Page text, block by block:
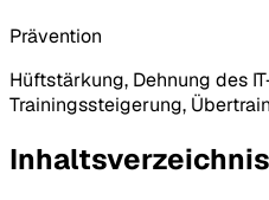
Prävention
Hüftstärkung, Dehnung des
Trainingssteigerung,
Inhaltsverzeichnis